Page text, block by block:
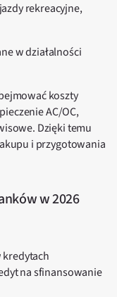
rekreacyjne,
w działalności
koszty
AC/OC,
Dzięki temu
i przygotowania
w 2026
kredytach
na sfinansowanie